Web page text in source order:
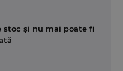
stoc și nu mai poate fi